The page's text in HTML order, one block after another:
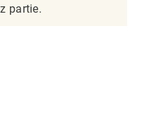
partie.​​​​​​​